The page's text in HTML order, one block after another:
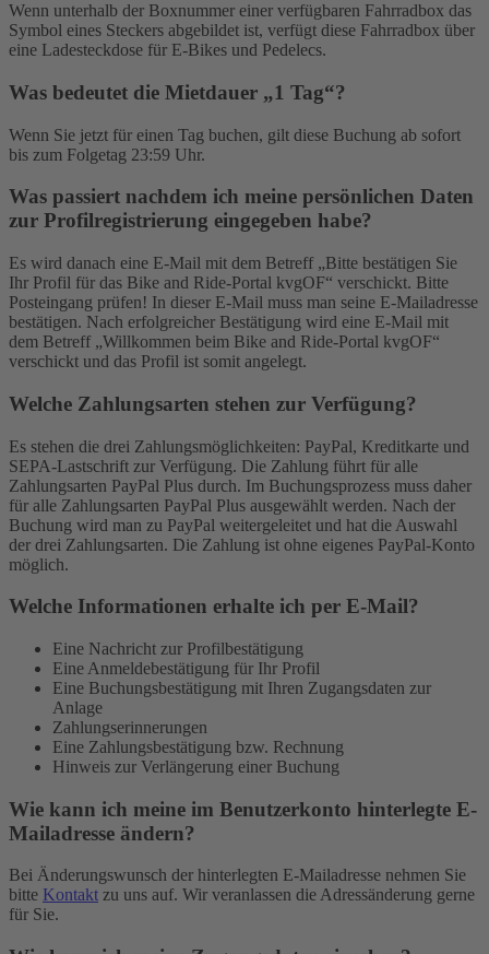
Wenn unterhalb der Boxnummer einer verfügbaren Fahrradbox das
Symbol eines Steckers abgebildet ist, verfügt diese Fahrradbox über
eine Ladesteckdose für E-Bikes und Pedelecs.
Was bedeutet die Mietdauer „1 Tag“?
Wenn Sie jetzt für einen Tag buchen, gilt diese Buchung ab sofort
bis zum Folgetag 23:59 Uhr.
Was passiert nachdem ich meine persönlichen Daten
zur Profilregistrierung eingegeben habe?
Es wird danach eine E-Mail mit dem Betreff „Bitte bestätigen Sie
Ihr Profil für das Bike and Ride-Portal kvgOF“ verschickt. Bitte
Posteingang prüfen! In dieser E-Mail muss man seine E-Mailadresse
bestätigen. Nach erfolgreicher Bestätigung wird eine E-Mail mit
dem Betreff „Willkommen beim Bike and Ride-Portal kvgOF“
verschickt und das Profil ist somit angelegt.
Welche Zahlungsarten stehen zur Verfügung?
Es stehen die drei Zahlungsmöglichkeiten: PayPal, Kreditkarte und
SEPA-Lastschrift zur Verfügung. Die Zahlung führt für alle
Zahlungsarten PayPal Plus durch. Im Buchungsprozess muss daher
für alle Zahlungsarten PayPal Plus ausgewählt werden. Nach der
Buchung wird man zu PayPal weitergeleitet und hat die Auswahl
der drei Zahlungsarten. Die Zahlung ist ohne eigenes PayPal-Konto
möglich.
Welche Informationen erhalte ich per E-Mail?
Eine Nachricht zur Profilbestätigung
Eine Anmeldebestätigung für Ihr Profil
Eine Buchungsbestätigung mit Ihren Zugangsdaten zur
Anlage
Zahlungserinnerungen
Eine Zahlungsbestätigung bzw. Rechnung
Hinweis zur Verlängerung einer Buchung
Wie kann ich meine im Benutzerkonto hinterlegte E-
Mailadresse ändern?
Bei Änderungswunsch der hinterlegten E-Mailadresse nehmen Sie
bitte Kontakt zu uns auf. Wir veranlassen die Adressänderung gerne
für Sie.